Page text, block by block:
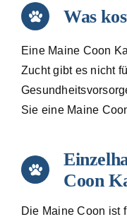
Was
Eine Maine Coon
Zucht gibt es nicht
Sie eine Maine
Coon
Die Maine Coon ist